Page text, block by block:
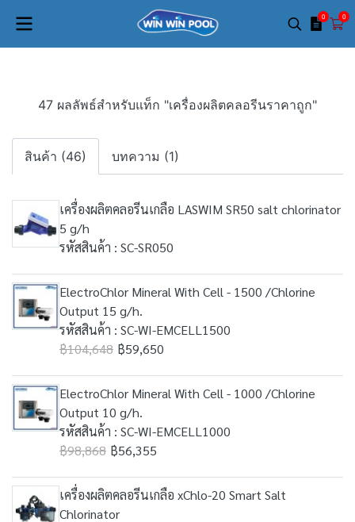
0 0
47 ผลลัพธ์สำหรับแท็ก "เครื่องผลิตคลอรีนราคาถูก"
สินค้า (46) บทความ (1)
เครื่องผลิตคลอรีนเกลือ LASWIM SR50 salt chlorinator
5 g/h
รหัสสินค้า : SC-SR050
ElectroChlor Mineral With Cell - 1500 /Chlorine
Output 15 g/h.
รหัสสินค้า : SC-WI-EMCELL1500
฿104,648 ฿59,650
ElectroChlor Mineral With Cell - 1000 /Chlorine
Output 10 g/h.
รหัสสินค้า : SC-WI-EMCELL1000
฿98,868 ฿56,355
เครื่องผลิตคลอรีนเกลือ xChlo-20 Smart Salt
Chlorinator